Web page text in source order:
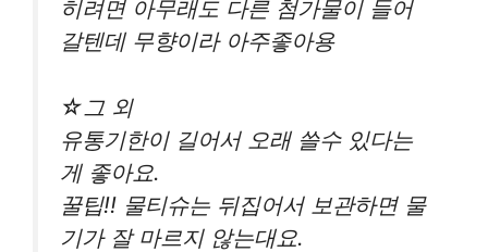
히려면 아무래도 다른 첨가물이 들어
갈텐데 무향이라 아주좋아용
☆그 외
유통기한이 길어서 오래 쓸수 있다는
게 좋아요.
꿀팁!! 물티슈는 뒤집어서 보관하면 물
기가 잘 마르지 않는대요.